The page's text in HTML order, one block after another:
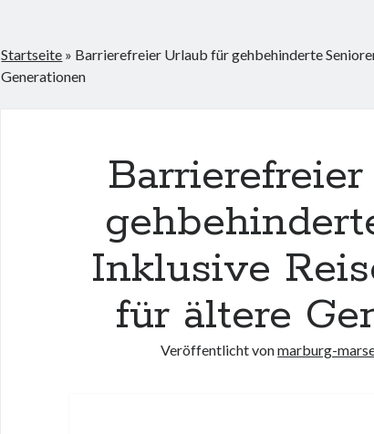
Startseite » Barrierefreier Urlaub für gehbehinderte
Generationen
Inklusive
für ältere
Veröffentlicht vonmarburg-